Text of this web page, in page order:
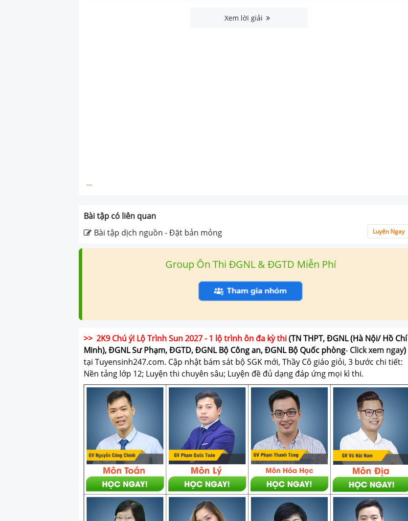
Xem lời giải
...
Bài tập có liên quan
Bài tập dịch nguồn - Đặt bản mỏng
Luyện Ngay
Group Ôn Thi ĐGNL & ĐGTD Miễn Phí
>> 2K9 Chú ý! Lộ Trình Sun 2027 - 1 lộ trình ôn đa kỳ thi(TN THPT, ĐGNL (Hà Nội/ Hồ Chí
Minh), ĐGNL Sư Phạm, ĐGTD, ĐGNL Bộ Công an, ĐGNL Bộ Quốc phòng- Click xem ngay)
tại Tuyensinh247.com. Cập nhật bám sát bộ SGK mới, Thầy Cô giáo giỏi, 3 bước chi tiết:
Nền tảng lớp 12; Luyện thi chuyên sâu; Luyện đề đủ dạng đáp ứng mọi kì thi.